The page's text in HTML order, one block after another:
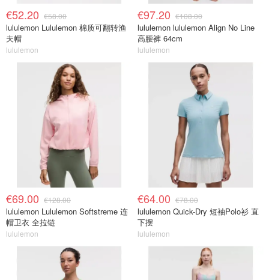
€52.20 €58.00
lululemon Lululemon 棉质可翻转渔
夫帽
lululemon
€97.20 €108.00
lululemon lululemon Align No Line
高腰裤 64cm
lululemon
€69.00 €128.00
lululemon Lululemon Softstreme 连
帽卫衣 全拉链
lululemon
€64.00 €78.00
lululemon Quick-Dry 短袖Polo衫 直
下摆
lululemon